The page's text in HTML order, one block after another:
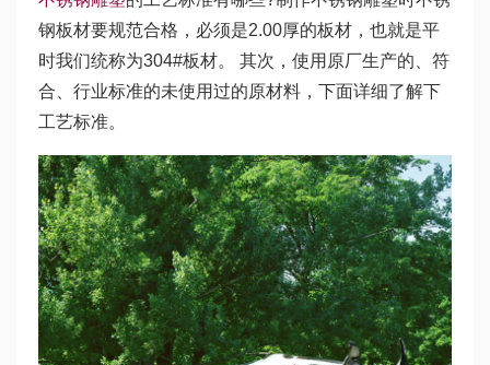
钢板材要规范合格，必须是2.00厚的板材，也就是平
时我们统称为304#板材。 其次，使用原厂生产的、符
合、行业标准的未使用过的原材料，下面详细了解下
工艺标准。